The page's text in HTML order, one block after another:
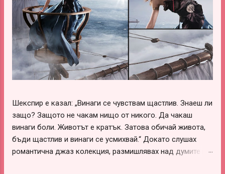
Шекспир е казал: „Винаги се чувствам щастлив. Знаеш ли
защо? Защото не чакам нищо от никого. Да чакаш
винаги боли. Животът е кратък. Затова обичай живота,
бъди щастлив и винаги се усмихвай.“ Докато слушах
романтична джаз колекция, размишлявах над думите на